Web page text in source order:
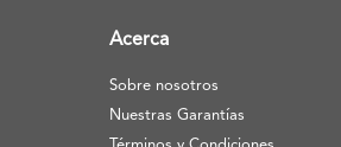
Acerca
Sobre nosotros
Nuestras Garantías